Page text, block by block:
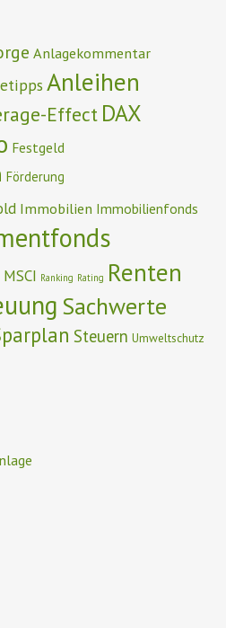
Anlagekommentar
Anleihen
Effect DAX
Festgeld
Förderung
Immobilien Immobilienfonds
MSCI Ranking Rating Renten
Sachwerte
Steuern Umweltschutz